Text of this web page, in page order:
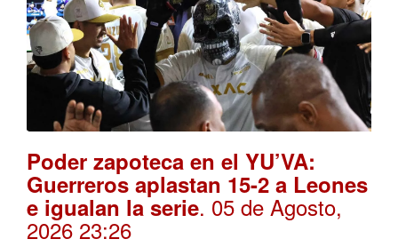
Poder zapoteca en el YU’VA:
Guerreros aplastan 15-2 a Leones
e igualan la serie. 05 de Agosto,
2026 23:26